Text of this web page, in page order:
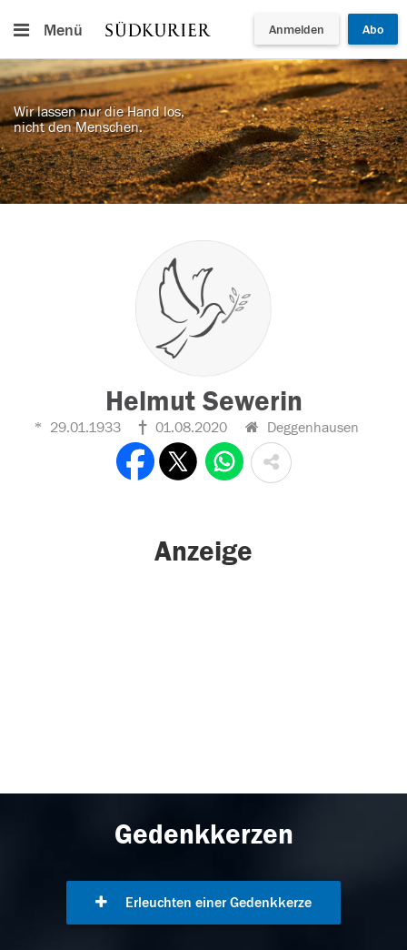
Menü Anmelden Abo
Wir lassen nur die Hand los,
nicht den Menschen.
Helmut Sewerin
29.01.1933 01.08.2020 Deggenhausen
Anzeige
Gedenkkerzen
Erleuchten einer Gedenkkerze